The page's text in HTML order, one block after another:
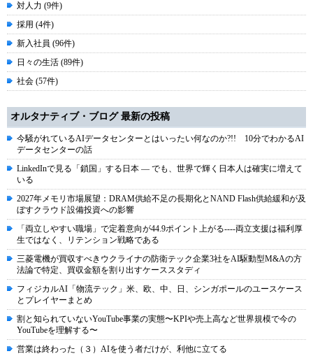
対人力 (9件)
採用 (4件)
新入社員 (96件)
日々の生活 (89件)
社会 (57件)
オルタナティブ・ブログ 最新の投稿
今騒がれているAIデータセンターとはいったい何なのか?!! 10分でわかるAI
データセンターの話
LinkedInで見る「鎖国」する日本 ― でも、世界で輝く日本人は確実に増えて
いる
2027年メモリ市場展望：DRAM供給不足の長期化とNAND Flash供給緩和が及
ぼすクラウド設備投資への影響
「両立しやすい職場」で定着意向が44.9ポイント上がる----両立支援は福利厚
生ではなく、リテンション戦略である
三菱電機が買収すべきウクライナの防衛テック企業3社をAI駆動型M&Aの方
法論で特定、買収金額を割り出すケーススタディ
フィジカルAI「物流テック」米、欧、中、日、シンガポールのユースケース
とプレイヤーまとめ
割と知られていないYouTube事業の実態〜KPIや売上高など世界規模で今の
YouTubeを理解する〜
営業は終わった（３）AIを使う者だけが、利他に立てる